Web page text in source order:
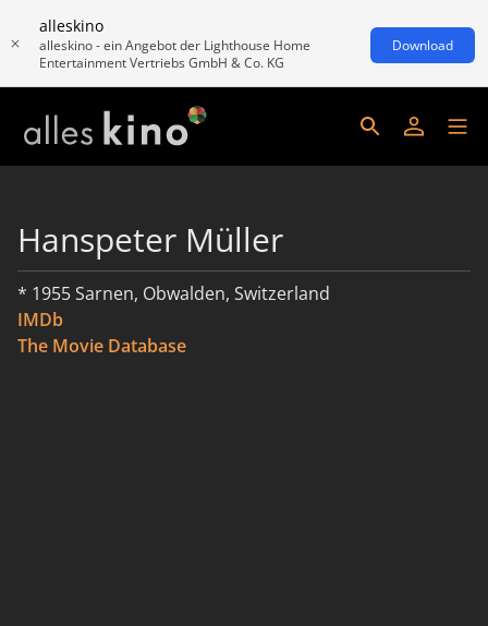
alleskino
alleskino - ein Angebot der Lighthouse Home
Entertainment Vertriebs GmbH & Co. KG
Download
Hanspeter Müller
* 1955 Sarnen, Obwalden, Switzerland
IMDb
The Movie Database